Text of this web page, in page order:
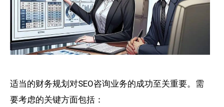
适当的财务规划对SEO咨询业务的成功至关重要。需
要考虑的关键方面包括：